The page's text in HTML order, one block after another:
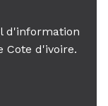
d'information
Cote d'ivoire.